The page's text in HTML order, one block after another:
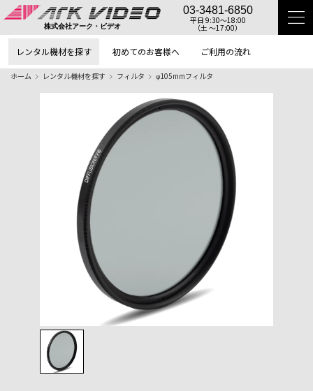
株式会社アーク・ビデオ
03-3481-6850
平日 9:30〜18:00
（土 〜17:00）
レンタル機材を探す 初めてのお客様へ ご利用の流れ
ホーム レンタル機材を探す フィルタ φ105mmフィルタ